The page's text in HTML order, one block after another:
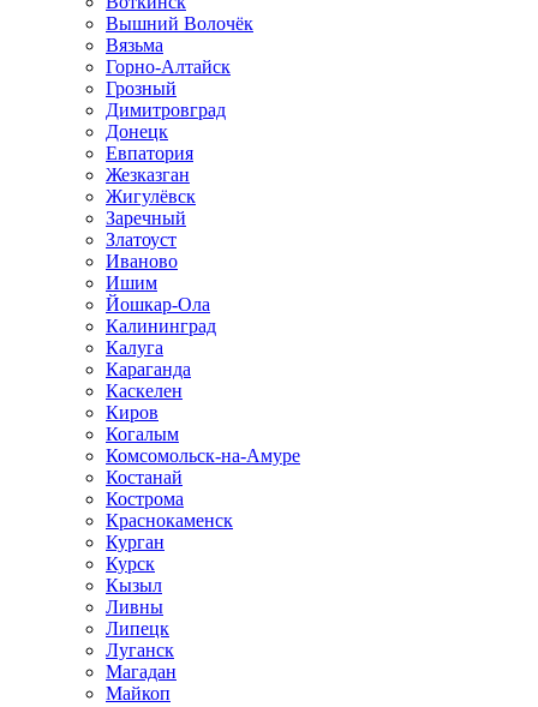
Вышний Волочёк
Вязьма
Горно-Алтайск
Грозный
Димитровград
Донецк
Евпатория
Жезказган
Жигулёвск
Заречный
Златоуст
Иваново
Ишим
Йошкар-Ола
Калининград
Калуга
Караганда
Каскелен
Киров
Когалым
Комсомольск-на-Амуре
Костанай
Кострома
Краснокаменск
Курган
Курск
Кызыл
Ливны
Липецк
Луганск
Магадан
Майкоп